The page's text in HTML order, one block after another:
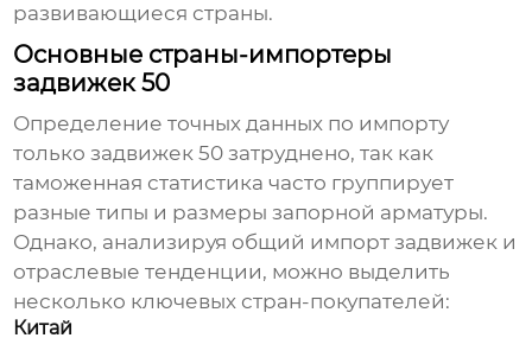
развивающиеся страны.
Основные страны-импортеры
задвижек 50
Определение точных данных по импорту
толькозадвижек 50 затруднено, так как
таможенная статистика часто группирует
разные типы и размеры запорной арматуры.
Однако, анализируя общий импорт задвижек и
отраслевые тенденции, можно выделить
несколько ключевых стран-покупателей:
Китай